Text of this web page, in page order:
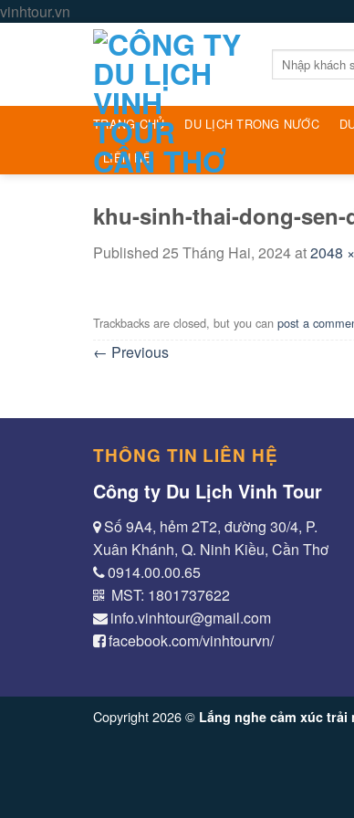
vinhtour.vn
content
Tìm
kiếm:
TRANG CHỦ DU LỊCH TRONG NƯỚC
LIÊN HỆ
khu-sinh-thai-dong-
Published 25 Tháng Hai, 2024at2048
Trackbacks are closed, but you can post a
← Previous
THÔNG TIN LIÊN HỆ
Công ty Du Lịch Vinh Tour
Số 9A4, hẻm 2T2, đường 30/4, P.
Xuân Khánh, Q. Ninh Kiều, Cần Thơ
0914.00.00.65
MST: 1801737622
info.vinhtour@gmail.com
facebook.com/vinhtourvn/
Copyright 2026 © Lắng nghe cảm xúc